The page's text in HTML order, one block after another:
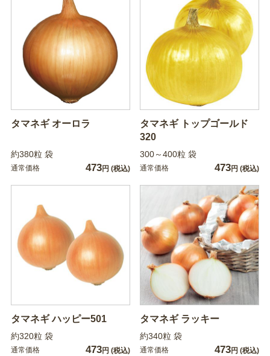
タマネギ オーロラ
約380粒 袋
通常価格 473円 (税込)
タマネギ トップゴールド
320
300～400粒 袋
通常価格 473円 (税込)
タマネギ ハッピー501
約320粒 袋
通常価格 473円 (税込)
タマネギ ラッキー
約340粒 袋
通常価格 473円 (税込)